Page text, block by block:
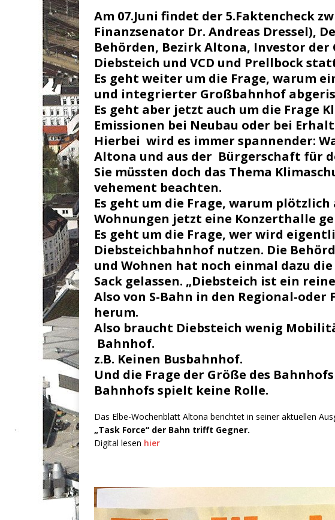
Am 07.Juni findet der 5.Faktencheck
Finanzsenator Dr. Andreas Dressel),
Behörden, Bezirk Altona, Investor
Diebsteich und VCD und Prellbock
Es geht weiter um die Frage, warum
und integrierter Großbahnhof
Es geht aber jetzt auch um die Frage
Emissionen bei Neubau oder bei
Hierbei wird es immer spannender:
Altona und aus der Bürgerschaft für
Sie müssten doch das Thema
vehement beachten.
Es geht um die Frage, warum
Wohnungen jetzt eine Konzerthalle
Es geht um die Frage, wer wird
Diebsteichbahnhof nutzen. Die
und Wohnen hat noch einmal dazu
Sack gelassen. „Diebsteich ist ein
Also von S-Bahn in den Regional-oder
herum.
Also braucht Diebsteich wenig
Bahnhof.
z.B. Keinen Busbahnhof.
Und die Frage der Größe des
Bahnhofs spielt keine Rolle.
Das Elbe-Wochenblatt Altona berichtet in seiner aktuellen
„Task Force“ der Bahn trifft Gegner.
Digital lesen hier